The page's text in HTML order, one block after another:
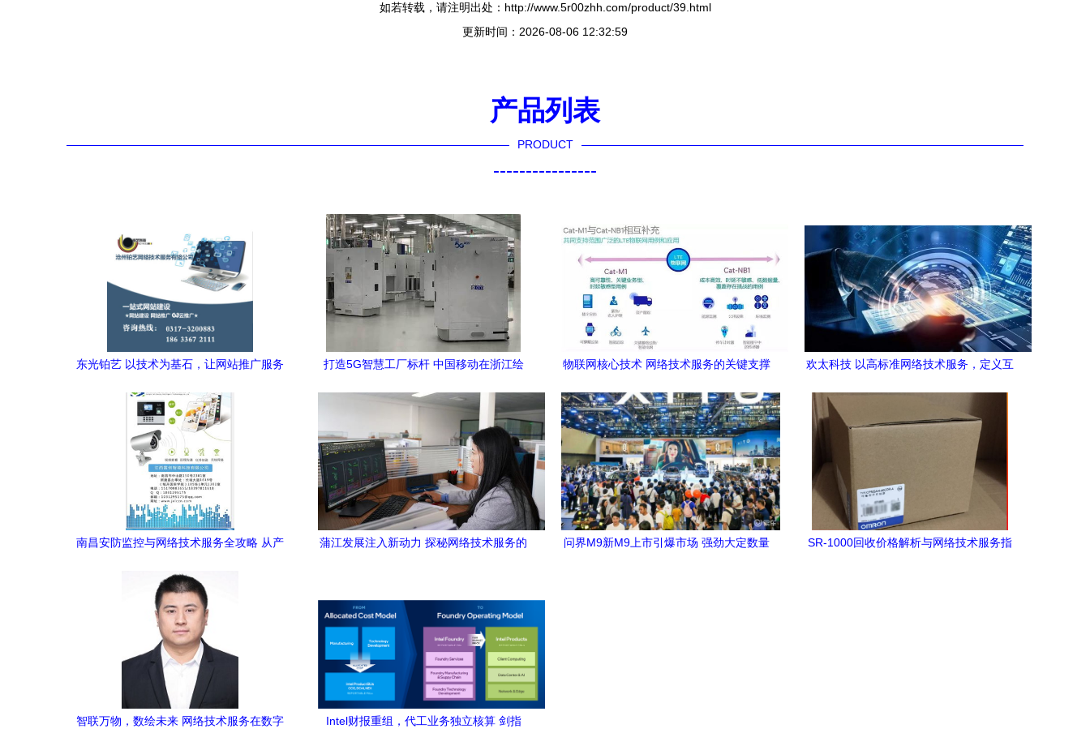
如若转载，请注明出处：http://www.5r00zhh.com/product/39.html
更新时间：2026-08-06 12:32:59
产品列表
PRODUCT
----------------
东光铂艺 以技术为基石，让网站推广服务
打造5G智慧工厂标杆 中国移动在浙江绘
物联网核心技术 网络技术服务的关键支撑
欢太科技 以高标准网络技术服务，定义互
南昌安防监控与网络技术服务全攻略 从产
蒲江发展注入新动力 探秘网络技术服务的
问界M9新M9上市引爆市场 强劲大定数量
SR-1000回收价格解析与网络技术服务指
智联万物，数绘未来 网络技术服务在数字
Intel财报重组，代工业务独立核算 剑指